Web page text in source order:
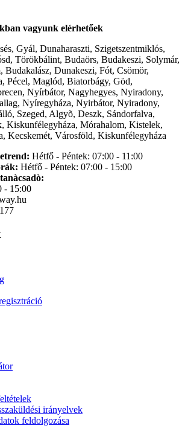
vagyunk elérhetőek
Gyál, Dunaharaszti, Szigetszentmiklós,
Törökbálint, Budaörs, Budakeszi, Solymár,
Budakalász, Dunakeszi, Fót, Csömör,
Pécel, Maglód, Biatorbágy, Göd,
Nyírbátor, Nagyhegyes, Nyiradony,
Nyíregyháza, Nyirbátor, Nyiradony,
Szeged, Algyõ, Deszk, Sándorfalva,
Kiskunfélegyháza, Mórahalom, Kistelek,
Kecskemét, Városföld, Kiskunfélegyháza
Hétfő - Péntek: 07:00 - 11:00
Hétfő - Péntek: 07:00 - 15:00
- 15:00
irányelvek
feldolgozása